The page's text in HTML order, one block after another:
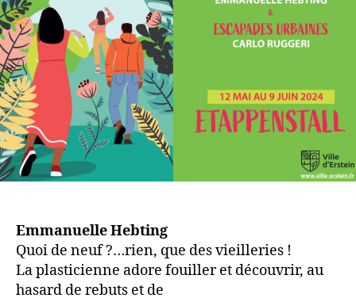
Emmanuelle Hebting
Quoi de neuf ?…rien, que des vieilleries !
La plasticienne adore fouiller et découvrir, au
hasard de rebuts et de